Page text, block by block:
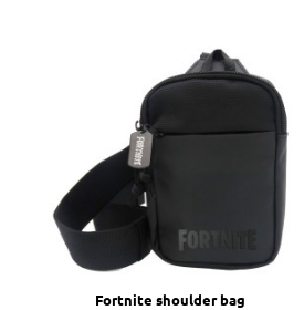
Fortnite shoulder bag